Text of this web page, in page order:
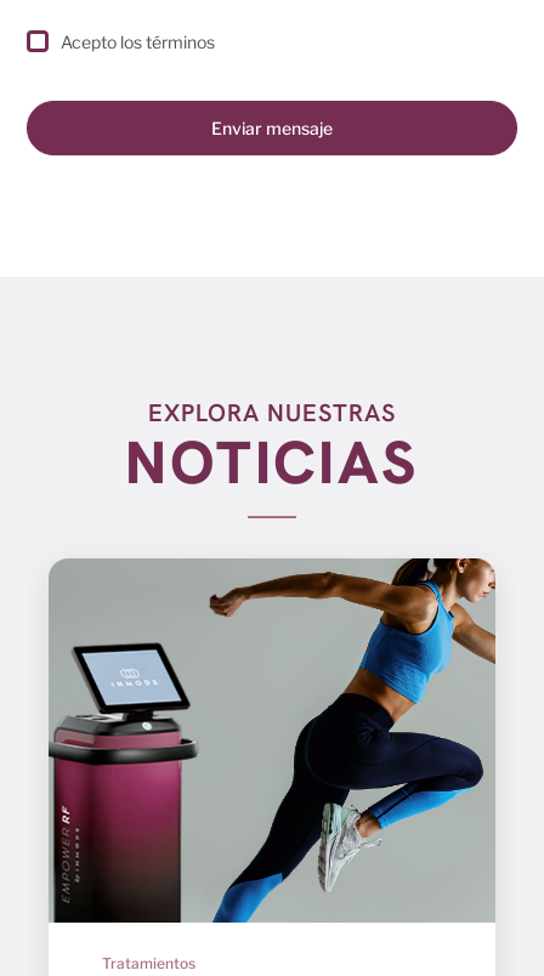
Acepto los términos
Enviar mensaje
EXPLORA NUESTRAS
NOTICIAS
Tratamientos